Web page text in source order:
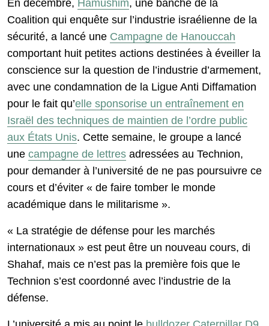
En décembre, Hamushim, une banche de la
Coalition qui enquête sur l’industrie israélienne de la
sécurité, a lancé une Campagne de Hanouccah
comportant huit petites actions destinées à éveiller la
conscience sur la question de l’industrie d’armement,
avec une condamnation de la Ligue Anti Diffamation
pour le fait qu’elle sponsorise un entraînement en
Israël des techniques de maintien de l’ordre public
aux États Unis. Cette semaine, le groupe a lancé
une campagne de lettres adressées au Technion,
pour demander à l’université de ne pas poursuivre ce
cours et d’éviter « de faire tomber le monde
académique dans le militarisme ».
« La stratégie de défense pour les marchés
internationaux » est peut être un nouveau cours, di
Shahaf, mais ce n’est pas la première fois que le
Technion s’est coordonné avec l’industrie de la
défense.